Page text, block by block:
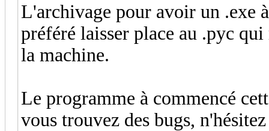
L'archivage pour avoir un .exe
préféré laisser place au .pyc
la machine.
Le programme à commencé
vous trouvez des bugs,